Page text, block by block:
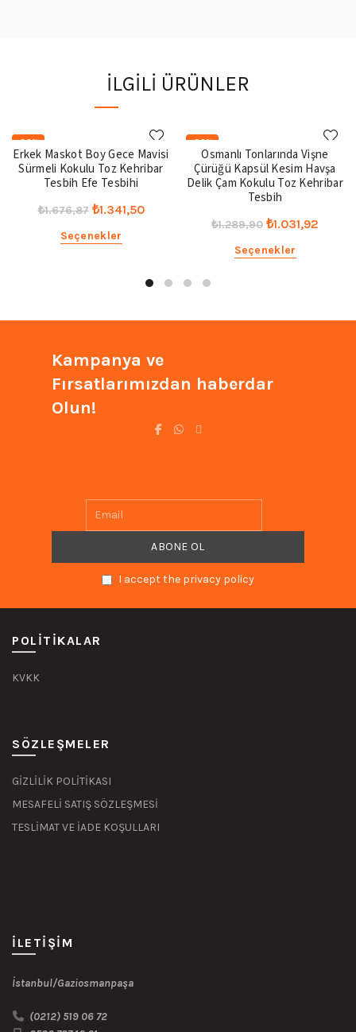
İLGILI ÜRÜNLER
-20%
Erkek Maskot Boy Gece Mavisi
Sürmeli Kokulu Toz Kehribar
Tesbih Efe Tesbihi
₺1.676,87 Orijinal
fiyat:
₺1.676,87.
₺1.341,50Şu
Seçenekler
-20%
Osmanlı Tonlarında Vişne
Çürüğü Kapsül Kesim Havşa
Delik Çam Kokulu Toz Kehribar
Tesbih
₺1.289,90 Orijinal
fiyat:
₺1.289,90.
₺1.031,92
Seçenekler
Kampanya ve
Fırsatlarımızdan haberdar
Olun!
I accept the privacy policy
POLITIKALAR
KVKK
SÖZLEŞMELER
GİZLİLİK POLİTİKASI
MESAFELİ SATIŞ SÖZLEŞMESİ
TESLİMAT VE İADE KOŞULLARI
İLETIŞIM
İstanbul/Gaziosmanpaşa
(0212) 519 06 72